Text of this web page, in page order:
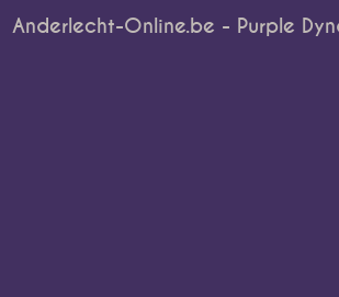
Anderlecht-Online.be - Purple